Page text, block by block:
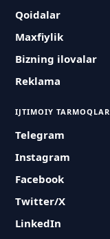
Qoidalar
Maxfiylik
Bizning ilovalar
Reklama
IJTIMOIY TARMOQLAR
Telegram
Instagram
Facebook
Twitter/X
LinkedIn